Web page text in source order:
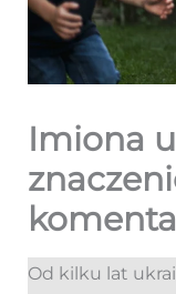
Imiona
Od kilku lat